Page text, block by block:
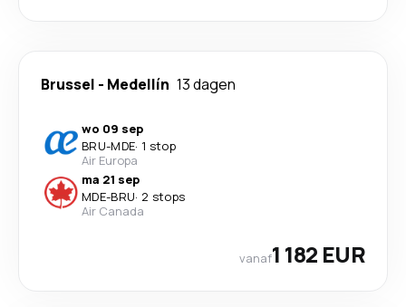
Brussel - Medellín 13 dagen
wo 09 sep
BRU-MDE· 1 stop
Air Europa
ma 21 sep
MDE-BRU· 2 stops
Air Canada
vanaf1 182 EUR